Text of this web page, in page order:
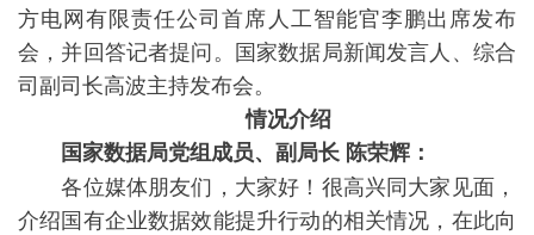
方电网有限责任公司首席人工智能官李鹏出席发布
会，并回答记者提问。国家数据局新闻发言人、综合
司副司长高波主持发布会。
情况介绍
国家数据局党组成员、副局长 陈荣辉：
各位媒体朋友们，大家好！很高兴同大家见面，
介绍国有企业数据效能提升行动的相关情况，在此向